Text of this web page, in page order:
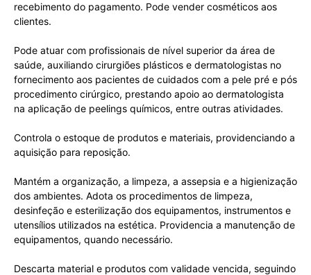
recebimento do pagamento. Pode vender cosméticos aos
clientes.
Pode atuar com profissionais de nível superior da área de
saúde, auxiliando cirurgiões plásticos e dermatologistas no
fornecimento aos pacientes de cuidados com a pele pré e pós
procedimento cirúrgico, prestando apoio ao dermatologista
na aplicação de peelings químicos, entre outras atividades.
Controla o estoque de produtos e materiais, providenciando a
aquisição para reposição.
Mantém a organização, a limpeza, a assepsia e a higienização
dos ambientes. Adota os procedimentos de limpeza,
desinfeção e esterilização dos equipamentos, instrumentos e
utensílios utilizados na estética. Providencia a manutenção de
equipamentos, quando necessário.
Descarta material e produtos com validade vencida, seguindo